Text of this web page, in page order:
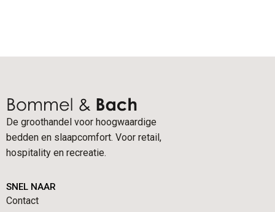
De groothandel voor hoogwaardige
bedden en slaapcomfort. Voor retail,
hospitality en recreatie.
SNEL NAAR
Contact